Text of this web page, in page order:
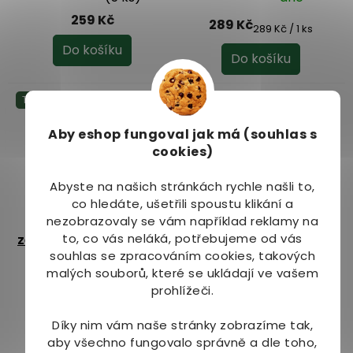
Aby eshop fungoval jak má (souhlas s
cookies)
Abyste na našich stránkách rychle našli to,
co hledáte, ušetřili spoustu klikání a
nezobrazovaly se vám například reklamy na
to, co vás neláká, potřebujeme od vás
souhlas se zpracováním cookies, takových
malých souborů, které se ukládají ve vašem
prohlížeči.
Díky nim vám naše stránky zobrazíme tak,
aby všechno fungovalo správně a dle toho,
produktu
5
hvězdiček.
259 Kč
Do košíku
produktu
5,0
z
5
hvězdiček.
289 KčMěrná
cena:
289 Kč / 1 ks
Do košíku
Tip
–18 %
Benifuki Japonský
zelený čaj sypaný 1000
g
Průměrné
Na dotaz
Detail
Tip
Benifuki Japonský
zelený čaj sypaný 50 g
Průměrné
hodnocení
je
4,9
Na dotaz
Detail